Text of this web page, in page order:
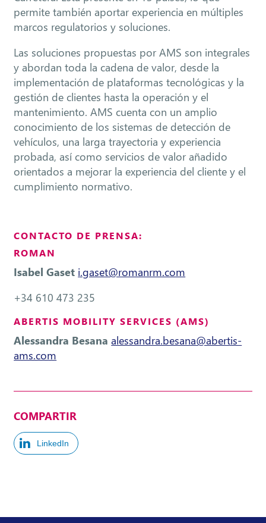
permite también aportar experiencia en múltiples
marcos regulatorios y soluciones.
Las soluciones propuestas por AMS son integrales
y abordan toda la cadena de valor, desde la
implementación de plataformas tecnológicas y la
gestión de clientes hasta la operación y el
mantenimiento. AMS cuenta con un amplio
conocimiento de los sistemas de detección de
vehículos, una larga trayectoria y experiencia
probada, así como servicios de valor añadido
orientados a mejorar la experiencia del cliente y el
cumplimiento normativo.
CONTACTO DE PRENSA:
ROMAN
Isabel Gaset i.gaset@romanrm.com
+34 610 473 235
ABERTIS MOBILITY SERVICES (AMS)
Alessandra Besanaalessandra.besana@abertis-
ams.com
COMPARTIR
LinkedIn